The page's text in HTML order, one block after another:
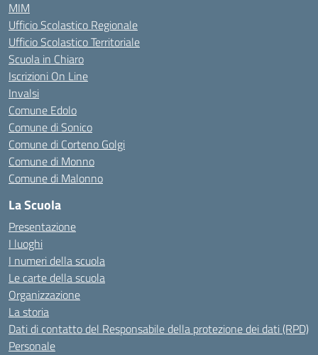
MIM
Ufficio Scolastico Regionale
Ufficio Scolastico Territoriale
Scuola in Chiaro
Iscrizioni On Line
Invalsi
Comune Edolo
Comune di Sonico
Comune di Corteno Golgi
Comune di Monno
Comune di Malonno
La Scuola
Presentazione
I luoghi
I numeri della scuola
Le carte della scuola
Organizzazione
La storia
Dati di contatto del Responsabile della protezione dei dati (RPD)
Personale